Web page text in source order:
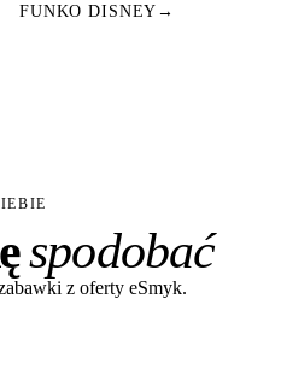
FUNKO DISNEY →
spodobać
z oferty eSmyk.